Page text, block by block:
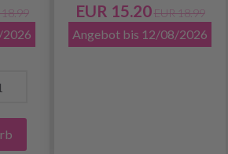
18.99 EUR 15.20 EUR 18.99
Angebot bis 12/08/2026